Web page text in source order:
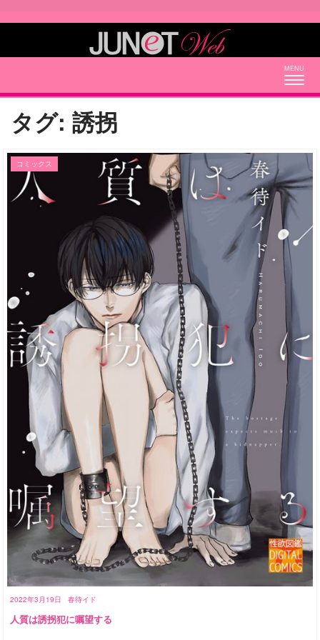
タグ: 誘拐
2022年3月19日 春待イド
コミックス
人質は誘拐犯に嘱望する